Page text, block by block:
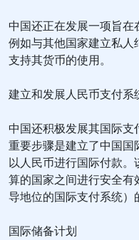
中国还正在发展一项旨在
例如与其他国家建立私
支持其货币的使用。
建立和发展人民币支付系
中国还积极发展其国际
重要步骤是建立了中国国
以人民币进行国际付款
算的国家之间进行安全有
导地位的国际支付系统）
国际储备计划